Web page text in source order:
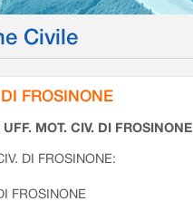
Civile
FROSINONE
MOT. CIV. DI FROSINONE
DI FROSINONE:
FROSINONE